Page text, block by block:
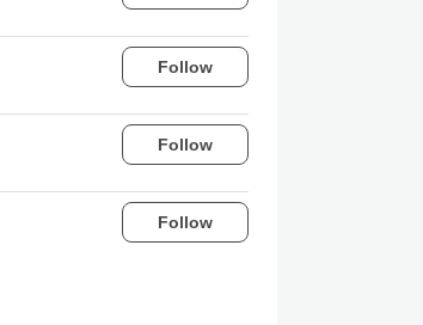
Follow
Follow
Follow